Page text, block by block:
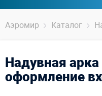
Аэромир Каталог
Надувная
оформление